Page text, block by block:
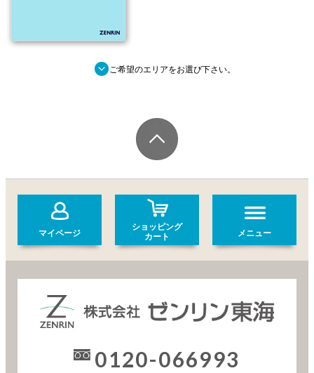
ご希望のエリアをお選び下さい。
マイページ
ショッピング
カート
メニュー
0120-066993